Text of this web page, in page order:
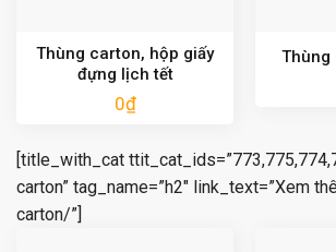
Thùng carton, hộp giấy
đựng lịch tết
0₫
Thùng
[title_with_cat
carton” tag_name=”h2″ link_text=”Xem
carton/”]